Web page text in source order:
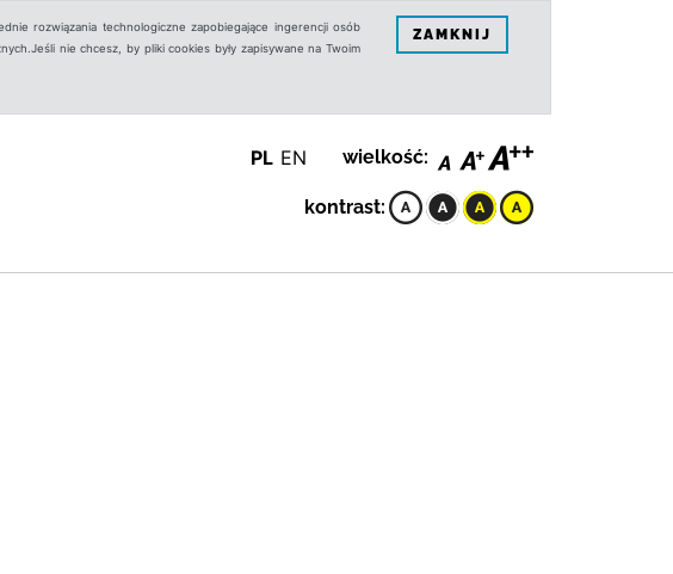
rozwiązania technologiczne zapobiegające ingerencji osób
nie chcesz, by pliki cookies były zapisywane na Twoim
ZAMKNIJ
PL EN wielkość:
kontrast: